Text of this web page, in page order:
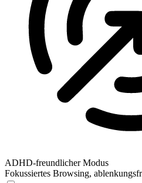
ADHD-freundlicher Modus
Fokussiertes Browsing,